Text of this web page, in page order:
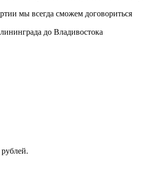
мы всегда сможем договориться
до Владивостока